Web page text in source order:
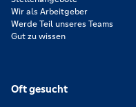
Wir als Arbeitgeber
Werde Teil unseres Teams
Gut zu wissen
Oft gesucht